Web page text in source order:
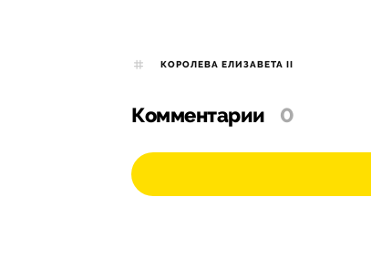
КОРОЛЕВА ЕЛИЗАВЕТА II
Комментарии 0